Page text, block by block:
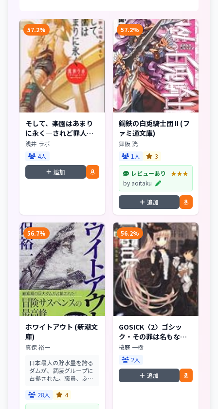
57.2%
そして、楽園はあまり
に永く―されど罪人は
竜と踊る〈5〉 (角川ス
ニーカー文庫)
浅井 ラボ
4人
追加
57.2%
鋼鉄の白兎騎士団 II (フ
ァミ通文庫)
舞阪 洸
1人
3
レビューあり
★★★
by aoitaku
追加
56.7%
ホワイトアウト (新潮文
庫)
真保 裕一
日本最大の貯水量を誇る
ダムが、武装グループに
占拠された。職員、ふも
は50億円。残された時間
28人 4
56.2%
GOSICK〈2〉ゴシッ
ク・その罪は名もなき
(富士見ミステリー文庫)
桜庭 一樹
2人
追加